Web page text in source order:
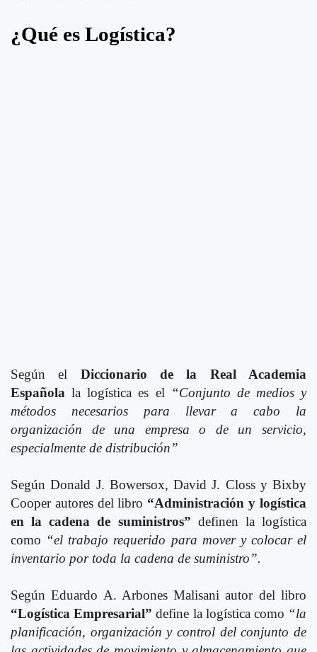
¿Qué es Logística?
Según el Diccionario de la Real Academia
Española la logística es el “Conjunto de medios y
métodos necesarios para llevar a cabo la
organización de una empresa o de un servicio,
especialmente de distribución”
Según Donald J. Bowersox, David J. Closs y Bixby
Cooper autores del libro “Administración y logística
en la cadena de suministros” definen la logística
como “el trabajo requerido para mover y colocar el
inventario por toda la cadena de suministro”.
Según Eduardo A. Arbones Malisani autor del libro
“Logística Empresarial” define la logística como “la
planificación, organización y control del conjunto de